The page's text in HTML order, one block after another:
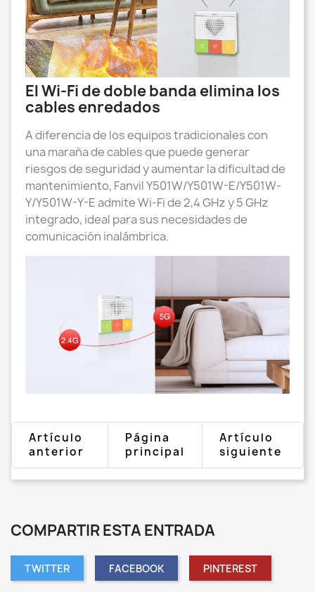
El Wi-Fi de doble banda elimina los
cables enredados
A diferencia de los equipos tradicionales con
una maraña de cables que puede generar
riesgos de seguridad y aumentar la dificultad de
mantenimiento, Fanvil Y501W/Y501W-E/Y501W-
Y/Y501W-Y-E admite Wi-Fi de 2,4 GHz y 5 GHz
integrado, ideal para sus necesidades de
comunicación inalámbrica.
Artículo
anterior
Página
principal
Artículo
siguiente
COMPARTIR ESTA ENTRADA
TWITTER FACEBOOK PINTEREST